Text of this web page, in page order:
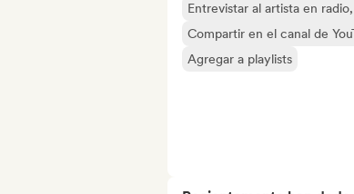
Entrevistar al artista en
Compartir en el canal de
Agregar a playlists